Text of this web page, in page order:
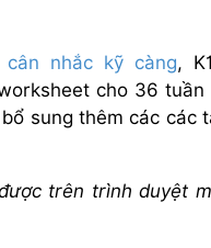
nhắc kỹ càng,
cho 36
sung thêm các
trên trình duyệt